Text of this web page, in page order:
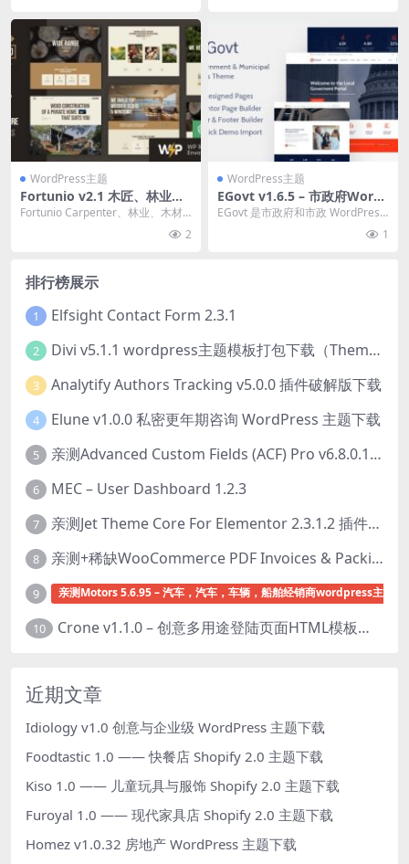
WordPress主题
Fortunio v2.1 木匠、林业、
木材制造wordpress主题下载
Fortunio Carpenter、林业、木材
2
WordPress主题
EGovt v1.6.5 – 市政府Word
Press主题下载
EGovt 是市政府和市政 WordPress
1
排行榜展示
1 Elfsight Contact Form 2.3.1
2 Divi v5.1.1 wordpress主题模板打包下载（Theme + Builder+ Extra Theme + Templates + Layouts + PSD）
3 Analytify Authors Tracking v5.0.0 插件破解版下载
4 Elune v1.0.0 私密更年期咨询 WordPress 主题下载
5 亲测Advanced Custom Fields (ACF) Pro v6.8.0.1 + Advanced Custom Fields: Extended PRO v0.9.2.3 | 网站开发自定义字段插件下载
6 MEC – User Dashboard 1.2.3
7 亲测Jet Theme Core For Elementor 2.3.1.2 插件下载
8 亲测+稀缺WooCommerce PDF Invoices & Packing Slips Professional v2.20.0 + Templates v2.25.1 [by WpOverNight] WooCommerce PDF 发票和装箱单插件下载
9 亲测Motors 5.6.95 – 汽车，汽车，车辆，船舶经销商wordpress主题下
10 Crone v1.1.0 – 创意多用途登陆页面HTML模板下载
近期文章
Idiology v1.0 创意与企业级 WordPress 主题下载
Foodtastic 1.0 —— 快餐店 Shopify 2.0 主题下载
Kiso 1.0 —— 儿童玩具与服饰 Shopify 2.0 主题下载
Furoyal 1.0 —— 现代家具店 Shopify 2.0 主题下载
Homez v1.0.32 房地产 WordPress 主题下载